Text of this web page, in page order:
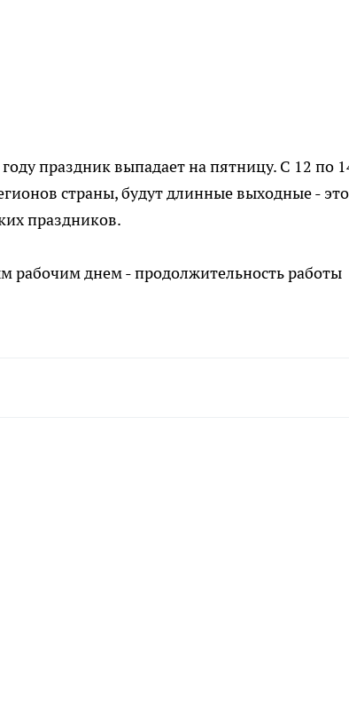
праздник выпадает на пятницу. С 12 по
страны, будут длинные выходные -
праздников.
рабочим днем - продолжительность работы